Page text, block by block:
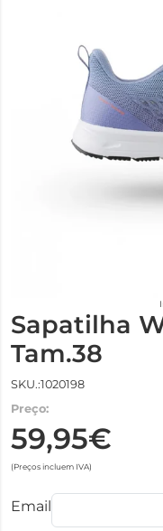
Sapatilha
Tam.38
SKU.:1020198
Preço:
59,95€
(Preços incluem IVA)
Email